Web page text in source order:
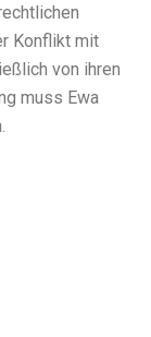
Konflikt mit
von ihren
muss Ewa